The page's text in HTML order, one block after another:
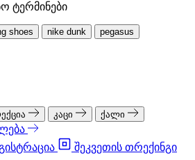
ტერმინები
shoes nike dunk
pegasus
კაცი
ქალი
შეკვეთის თრექინგი